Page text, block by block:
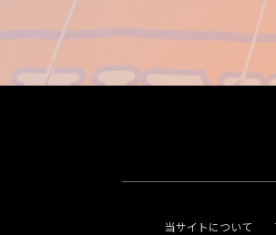
当サイトについて